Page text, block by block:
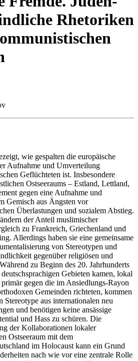
Rhetoriken
wie gespalten die europäische
Aufnahme und Umverteilung
Geflüchteten ist. Insbesondere
Ostseeraums – Estland, Lettland,
gegen eine Aufnahme und
Gemisch aus Ängsten vor
Überlastungen und sozialem Abstieg.
der Anteil muslimischer
zu Frankreich, Griechenland und
Allerdings haben sie eine gemeinsame
von Stereotypen und
gegenüber religiösen und
zu Beginn des 20. Jahrhunderts
Gebieten kamen, lokal
gegen die im Ansiedlungs-Rayon
Gemeinden richteten, kommen
Stereotype aus internationalen neu
und benötigen keine ansässige
und Hass zu schüren. Die
der Kollaborationen lokaler
Ostseeraum mit dem
im Holocaust kann ein Grund
nach wie vor eine zentrale Rolle